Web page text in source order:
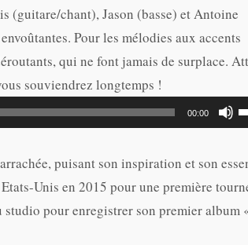
(guitare/chant), Jason (basse) et Antoine
Pour les mélodies aux accents
qui ne font jamais de surplace.
souviendrez longtemps !
00:00
puisant son inspiration et son
Unis en 2015 pour une première
studio pour enregistrer son premier album